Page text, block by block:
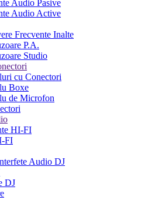
Audio Pasive
Audio Active
Frecvente Inalte
P.A.
Studio
cu Conectori
Boxe
de Microfon
HI-FI
FI
Audio DJ
DJ